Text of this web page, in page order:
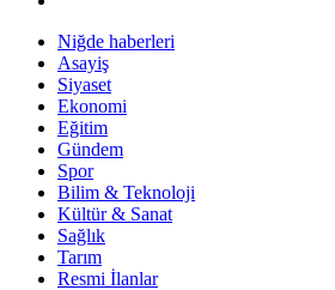
Niğde haberleri
Asayiş
Siyaset
Ekonomi
Eğitim
Gündem
Spor
Bilim & Teknoloji
Kültür & Sanat
Sağlık
Tarım
Resmi İlanlar